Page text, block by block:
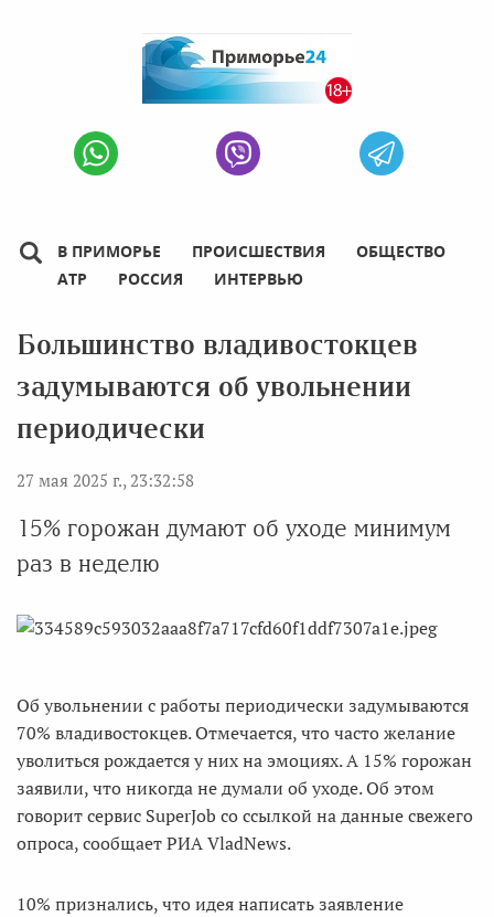
В ПРИМОРЬЕ ПРОИСШЕСТВИЯ
ОБЩЕСТВО
АТР
РОССИЯ ИНТЕРВЬЮ
Большинство владивостокцев
задумываются об увольнении
периодически
27 мая 2025 г., 23:32:58
15% горожан думают об уходе минимум
раз в неделю
Об увольнении с работы периодически задумываются
70% владивостокцев. Отмечается, что часто желание
уволиться рождается у них на эмоциях. А 15% горожан
заявили, что никогда не думали об уходе. Об этом
говорит сервис SuperJob со ссылкой на данные свежего
опроса, сообщает РИА VladNews.
10% признались, что идея написать заявление